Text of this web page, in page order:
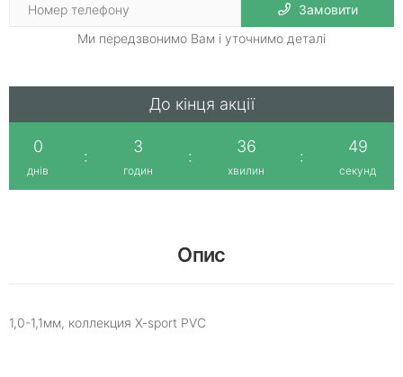
Замовити
Ми передзвонимо Вам і уточнимо деталі
До кінця акції
0
днів
:
3
годин
:
36
хвилин
:
49
секунд
Опис
1,0-1,1мм, коллекция X-sport PVC